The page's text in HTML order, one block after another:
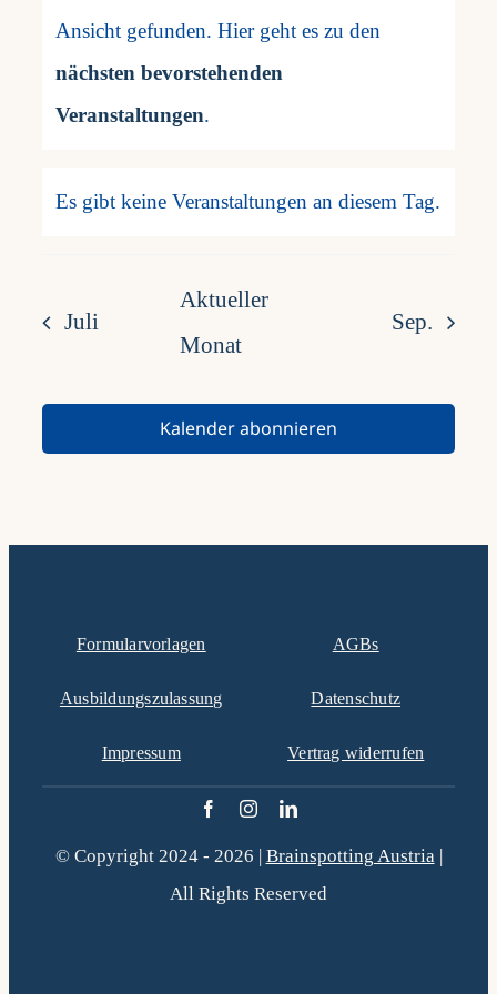
Hinweis
Ansicht gefunden. Hier geht es zu den
nächsten bevorstehenden
Veranstaltungen.
Hinweis
Es gibt keine Veranstaltungen an diesem Tag.
Juli
Aktueller
Monat
Sep.
Kalender abonnieren
Formularvorlagen
Ausbildungszulassung
Impressum
AGBs
Datenschutz
Vertrag widerrufen
© Copyright 2024 - 2026 | Brainspotting Austria |
All Rights Reserved